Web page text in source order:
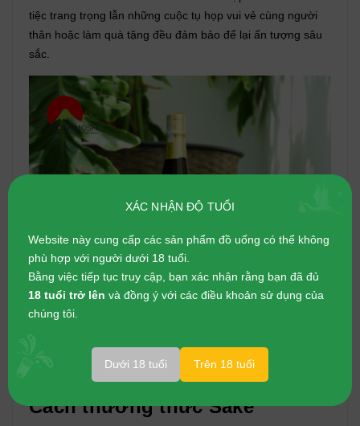
tiệc trang trọng lẫn những cuộc tụ họp vui vẻ cùng người
thân hoặc làm quà tặng đều đảm bảo để lại ấn tượng sâu
sắc.
Cách thưởng thức Sake
XÁC NHẬN ĐỘ TUỔI
Website này cung cấp các sản phẩm đồ uống có thể không
phù hợp với người dưới 18 tuổi.
Bằng việc tiếp tục truy cập, bạn xác nhận rằng bạn đã đủ
18 tuổi trở lên và đồng ý với các điều khoản sử dụng của
chúng tôi.
Dưới 18 tuổi Trên 18 tuổi